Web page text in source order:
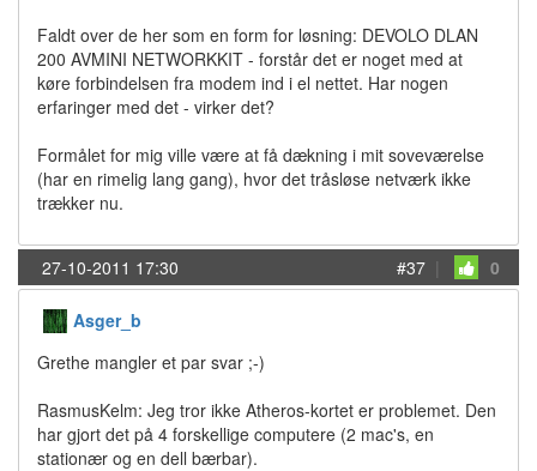
Faldt over de her som en form for løsning: DEVOLO DLAN
200 AVMINI NETWORKKIT - forstår det er noget med at
køre forbindelsen fra modem ind i el nettet. Har nogen
erfaringer med det - virker det?
Formålet for mig ville være at få dækning i mit soveværelse
(har en rimelig lang gang), hvor det tråsløse netværk ikke
trækker nu.
27-10-2011 17:30 #37 | 0
Asger_b
Grethe mangler et par svar ;-)
RasmusKelm: Jeg tror ikke Atheros-kortet er problemet. Den
har gjort det på 4 forskellige computere (2 mac's, en
stationær og en dell bærbar).